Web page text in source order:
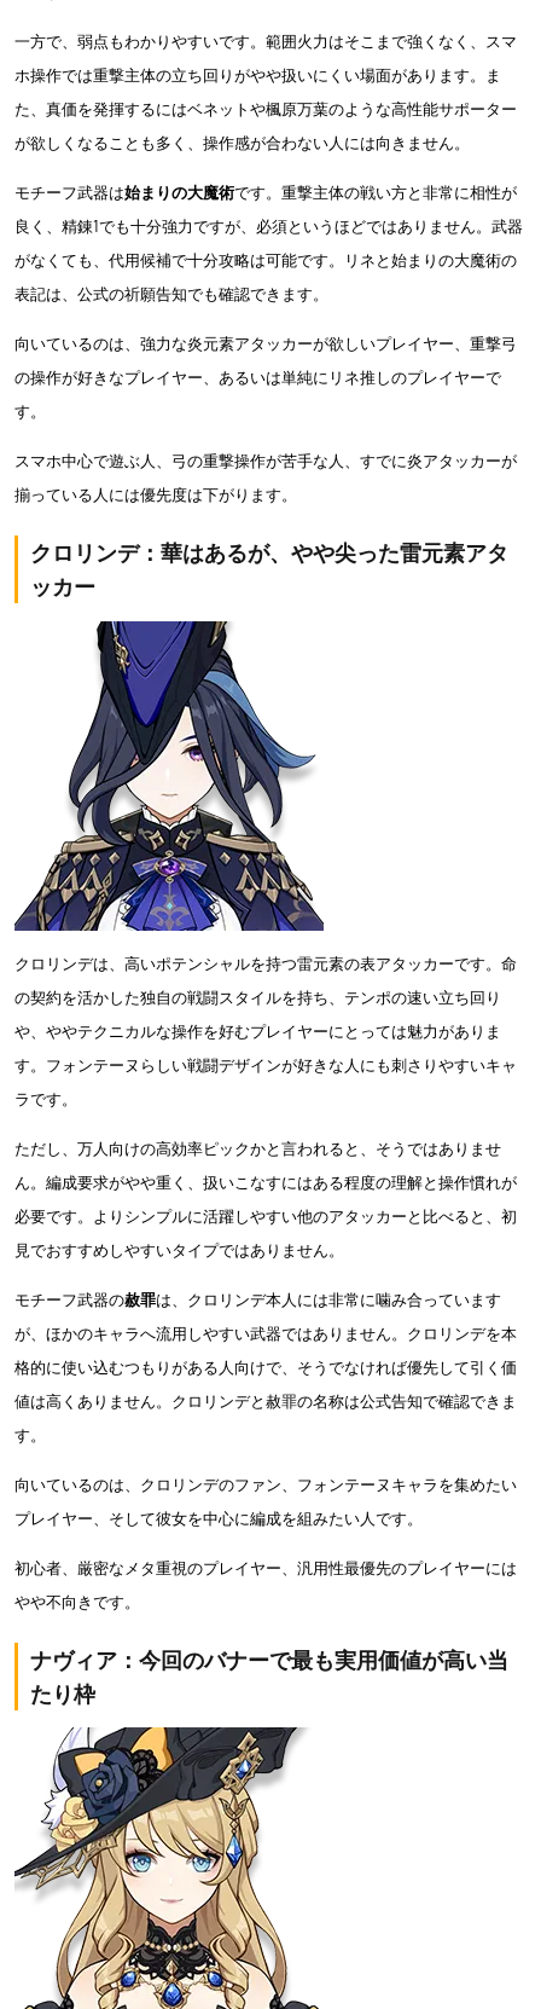
一方で、弱点もわかりやすいです。範囲火力はそこまで強くなく、スマ
ホ操作では重撃主体の立ち回りがやや扱いにくい場面があります。ま
た、真価を発揮するにはベネットや楓原万葉のような高性能サポーター
が欲しくなることも多く、操作感が合わない人には向きません。
モチーフ武器は始まりの大魔術です。重撃主体の戦い方と非常に相性が
良く、精錬1でも十分強力ですが、必須というほどではありません。武器
がなくても、代用候補で十分攻略は可能です。リネと始まりの大魔術の
表記は、公式の祈願告知でも確認できます。
向いているのは、強力な炎元素アタッカーが欲しいプレイヤー、重撃弓
の操作が好きなプレイヤー、あるいは単純にリネ推しのプレイヤーで
す。
スマホ中心で遊ぶ人、弓の重撃操作が苦手な人、すでに炎アタッカーが
揃っている人には優先度は下がります。
クロリンデ：華はあるが、やや尖った雷元素アタ
ッカー
クロリンデは、高いポテンシャルを持つ雷元素の表アタッカーです。命
の契約を活かした独自の戦闘スタイルを持ち、テンポの速い立ち回り
や、ややテクニカルな操作を好むプレイヤーにとっては魅力がありま
す。フォンテーヌらしい戦闘デザインが好きな人にも刺さりやすいキャ
ラです。
ただし、万人向けの高効率ピックかと言われると、そうではありませ
ん。編成要求がやや重く、扱いこなすにはある程度の理解と操作慣れが
必要です。よりシンプルに活躍しやすい他のアタッカーと比べると、初
見でおすすめしやすいタイプではありません。
モチーフ武器の赦罪は、クロリンデ本人には非常に噛み合っています
が、ほかのキャラへ流用しやすい武器ではありません。クロリンデを本
格的に使い込むつもりがある人向けで、そうでなければ優先して引く価
値は高くありません。クロリンデと赦罪の名称は公式告知で確認できま
す。
向いているのは、クロリンデのファン、フォンテーヌキャラを集めたい
プレイヤー、そして彼女を中心に編成を組みたい人です。
初心者、厳密なメタ重視のプレイヤー、汎用性最優先のプレイヤーには
やや不向きです。
ナヴィア：今回のバナーで最も実用価値が高い当
たり枠